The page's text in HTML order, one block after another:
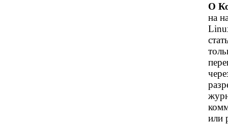
О
на
или